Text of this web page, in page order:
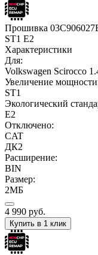
Прошивка
ST1 E2
Характеристики
Для:
Volkswagen Scirocco
Увеличение
ST1
Экологический
E2
Отключено:
CAT
ДК2
Расширение:
BIN
Размер:
2МБ
4 990 руб.
Купить в 1 клик